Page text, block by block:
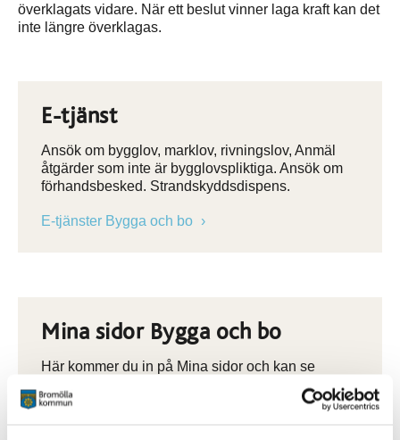
överklagats vidare. När ett beslut vinner laga kraft kan det
inte längre överklagas.
E-tjänst
Ansök om bygglov, marklov, rivningslov, Anmäl
åtgärder som inte är bygglovspliktiga. Ansök om
förhandsbesked. Strandskyddsdispens.
E-tjänster Bygga och bo
Mina sidor Bygga och bo
Här kommer du in på Mina sidor och kan se